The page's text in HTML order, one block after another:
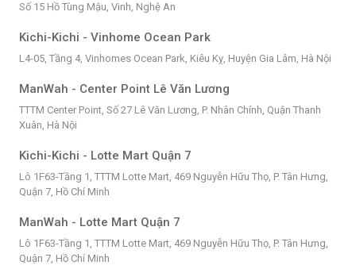
Số 15 Hồ Tùng Mậu, Vinh, Nghệ An
Kichi-Kichi - Vinhome Ocean Park
L4-05, Tầng 4, Vinhomes Ocean Park, Kiêu Kỵ, Huyện Gia Lâm, Hà Nội
ManWah - Center Point Lê Văn Lương
TTTM Center Point, Số 27 Lê Văn Lương, P. Nhân Chính, Quận Thanh
Xuân, Hà Nội
Kichi-Kichi - Lotte Mart Quận 7
Lô 1F63-Tầng 1, TTTM Lotte Mart, 469 Nguyễn Hữu Thọ, P. Tân Hưng,
Quận 7, Hồ Chí Minh
ManWah - Lotte Mart Quận 7
Lô 1F63-Tầng 1, TTTM Lotte Mart, 469 Nguyễn Hữu Thọ, P. Tân Hưng,
Quận 7, Hồ Chí Minh